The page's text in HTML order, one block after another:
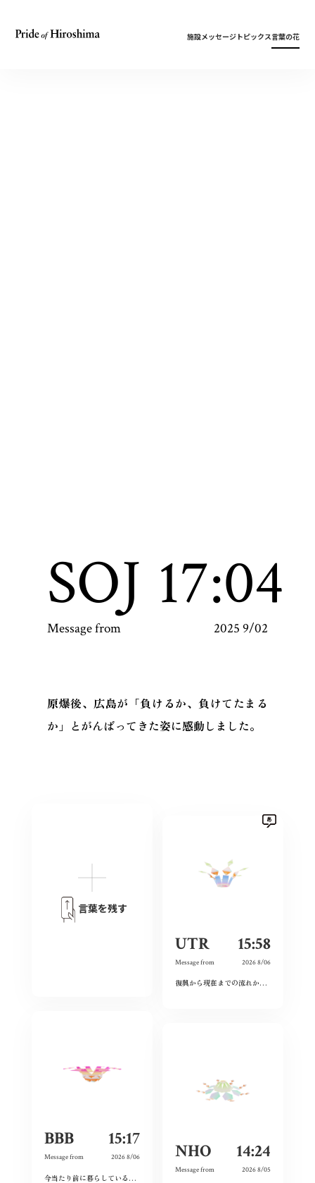
施設メッセージトピックス言葉の花
SOJ 17:04
Message from 2025 9/02
原爆後、広島が「負けるか、負けてたまる
か」とがんばってきた姿に感動しました。
言葉を残す
UTR 15:58
Message from 2026 8/06
復興から現在までの流れから、広島という場所の力強さを感じた。
BBB 15:17
Message from 2026 8/06
今当たり前に暮らしている日々が特別なものに感じた。暗い気持ちになることなく、とても前向きにこれからの未来を精一杯生きて作りたいと感じました。
NHO 14:24
Message from 2026 8/05